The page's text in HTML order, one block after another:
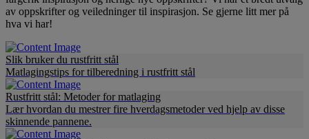
av oppskrifter og veiledninger til inspirasjon. Se gjerne litt mer på
hva vi har!
Slik bruker du rustfritt stål
Matlagingstips for tilberedning i rustfritt stål
Rustfritt stål: Metoder for matlaging
Lær hvordan du mestrer fire hverdagsmetoder ved hjelp av disse
skinnende pannene.